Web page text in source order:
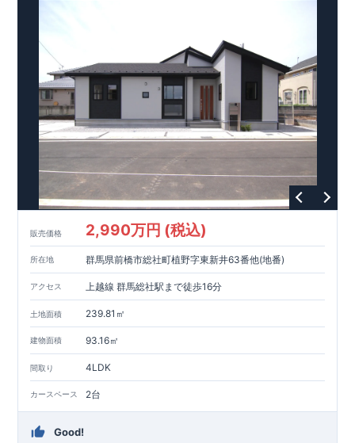
お問い合わせ​
高崎営業所（定休日：火曜日・水
曜日）
営業時間／9：30～18：30​
GOOD DESIGN AWARD2024 東栄住宅​
は、この度2024年度
グッドデザイン賞を3プロジェクト同時受賞いたしました。
木造住宅用制震ダンパー / 東栄セーフティダンパー 地盤改
良工法 / R-Evolve パイル
宅地開発手法 / 簡単に地図から
消せる道
スマートフォンで見やすい特設サイトはこちら
https://www.e-blooming.com/bukken/51575021/
販売価格 2,990万円 (税込)
所在地 群馬県前橋市総社町植野字東新井63番他(地番)
アクセス 上越線 群馬総社駅まで徒歩16分
土地面積 239.81㎡
建物面積 93.16㎡
間取り 4LDK
カースペース 2台
Good!